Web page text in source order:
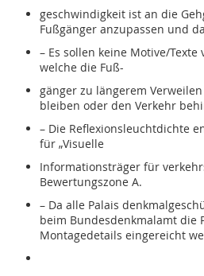
geschwindigkeit ist an die
Fußgänger anzupassen und
– Es sollen keine Motive/
welche die Fuß-
gänger zu längerem
bleiben oder den Verkehr
– Die Reflexionsleuchtdichte
für „Visuelle
Informationsträger für
Bewertungszone A.
– Da alle Palais
beim Bundesdenkmalamt die
Montagedetails eingereicht